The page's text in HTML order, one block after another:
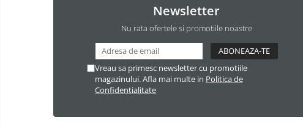
Newsletter
Nu rata ofertele si promotiile noastre
Vreau sa primesc newsletter cu promotiile
magazinului. Afla mai multe in Politica de
Confidentialitate